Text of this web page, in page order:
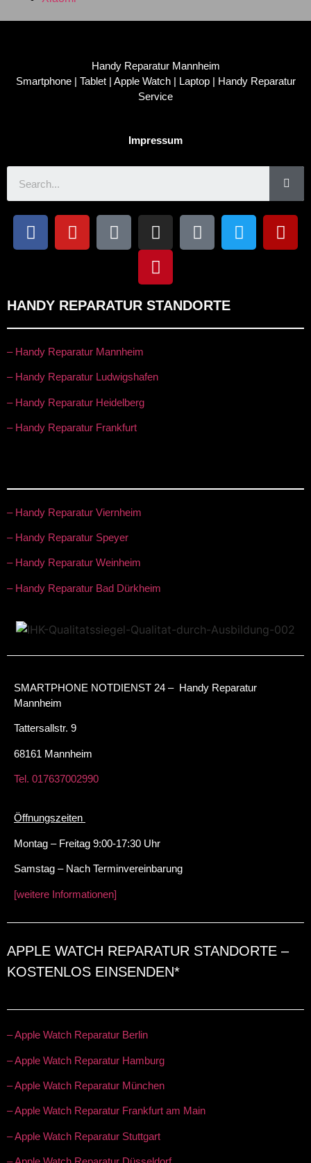
Handy Reparatur Mannheim
Smartphone | Tablet | Apple Watch | Laptop | Handy Reparatur
Service
Impressum
HANDY REPARATUR STANDORTE
– Handy Reparatur Mannheim
– Handy Reparatur Ludwigshafen
– Handy Reparatur Heidelberg
– Handy Reparatur Frankfurt
– Handy Reparatur Viernheim
– Handy Reparatur Speyer
– Handy Reparatur Weinheim
– Handy Reparatur Bad Dürkheim
SMARTPHONE NOTDIENST 24 – Handy Reparatur
Mannheim
Tattersallstr. 9
68161 Mannheim
Tel. 017637002990
Öffnungszeiten
Montag – Freitag 9:00-17:30 Uhr
Samstag – Nach Terminvereinbarung
[weitere Informationen]
APPLE WATCH REPARATUR STANDORTE –
KOSTENLOS EINSENDEN*
– Apple Watch Reparatur Berlin
– Apple Watch Reparatur Hamburg
– Apple Watch Reparatur München
– Apple Watch Reparatur Frankfurt am Main
– Apple Watch Reparatur Stuttgart